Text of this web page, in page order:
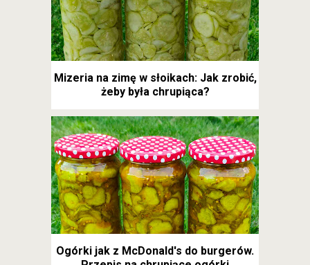
Mizeria na zimę w słoikach: Jak zrobić,
żeby była chrupiąca?
Ogórki jak z McDonald's do burgerów.